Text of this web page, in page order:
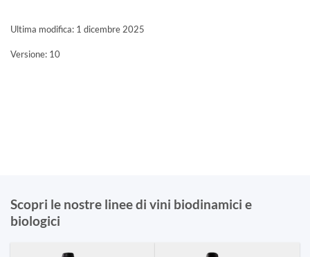
Ultima modifica: 1 dicembre 2025
Versione: 10
Scopri le nostre linee di vini biodinamici e
biologici